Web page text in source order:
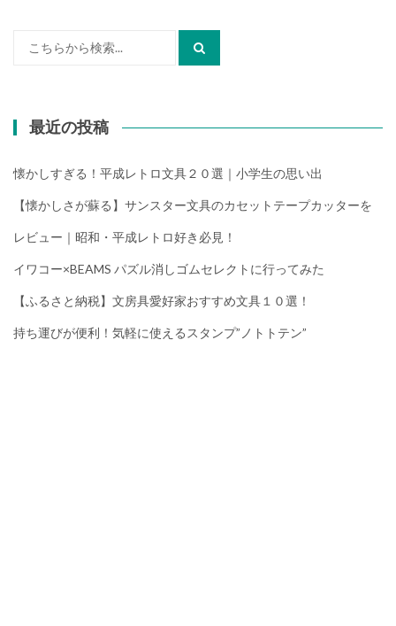
最近の投稿
懐かしすぎる！平成レトロ文具２０選｜小学生の思い出
【懐かしさが蘇る】サンスター文具のカセットテープカッターを
レビュー｜昭和・平成レトロ好き必見！
イワコー×BEAMS パズル消しゴムセレクトに行ってみた
【ふるさと納税】文房具愛好家おすすめ文具１０選！
持ち運びが便利！気軽に使えるスタンプ”ノトトテン”